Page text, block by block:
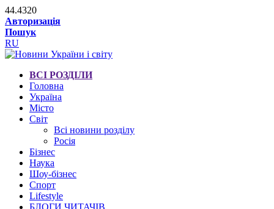
44.4320
Авторизація
Пошук
RU
ВСІ РОЗДІЛИ
Головна
Україна
Місто
Світ
Всі новини розділу
Росія
Бізнес
Наука
Шоу-бізнес
Спорт
Lifestyle
БЛОГИ ЧИТАЧІВ